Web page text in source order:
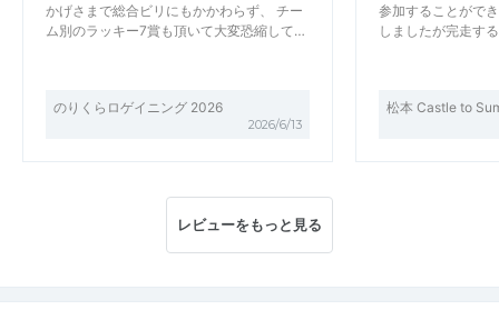
かげさまで総合ビリにもかかわらず、 チー
ム別のラッキー7賞も頂いて大変恐縮して…
のりくらロゲイニング 2026
2026/6/13
参加することがで
しましたが完走す
松本 Castle to
レビューをもっと見る